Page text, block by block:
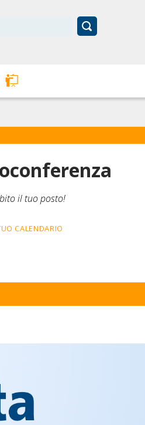
il tuo posto!
CALENDARIO